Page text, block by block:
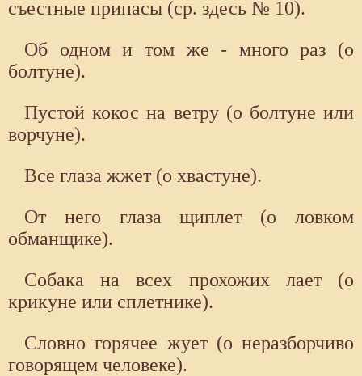
съестные припасы (ср. здесь № 10).
Об одном и том же - много раз (о
болтуне).
Пустой кокос на ветру (о болтуне или
ворчуне).
Все глаза жжет (о хвастуне).
От него глаза щиплет (о ловком
обманщике).
Собака на всех прохожих лает (о
крикуне или сплетнике).
Словно горячее жует (о неразборчиво
говорящем человеке).